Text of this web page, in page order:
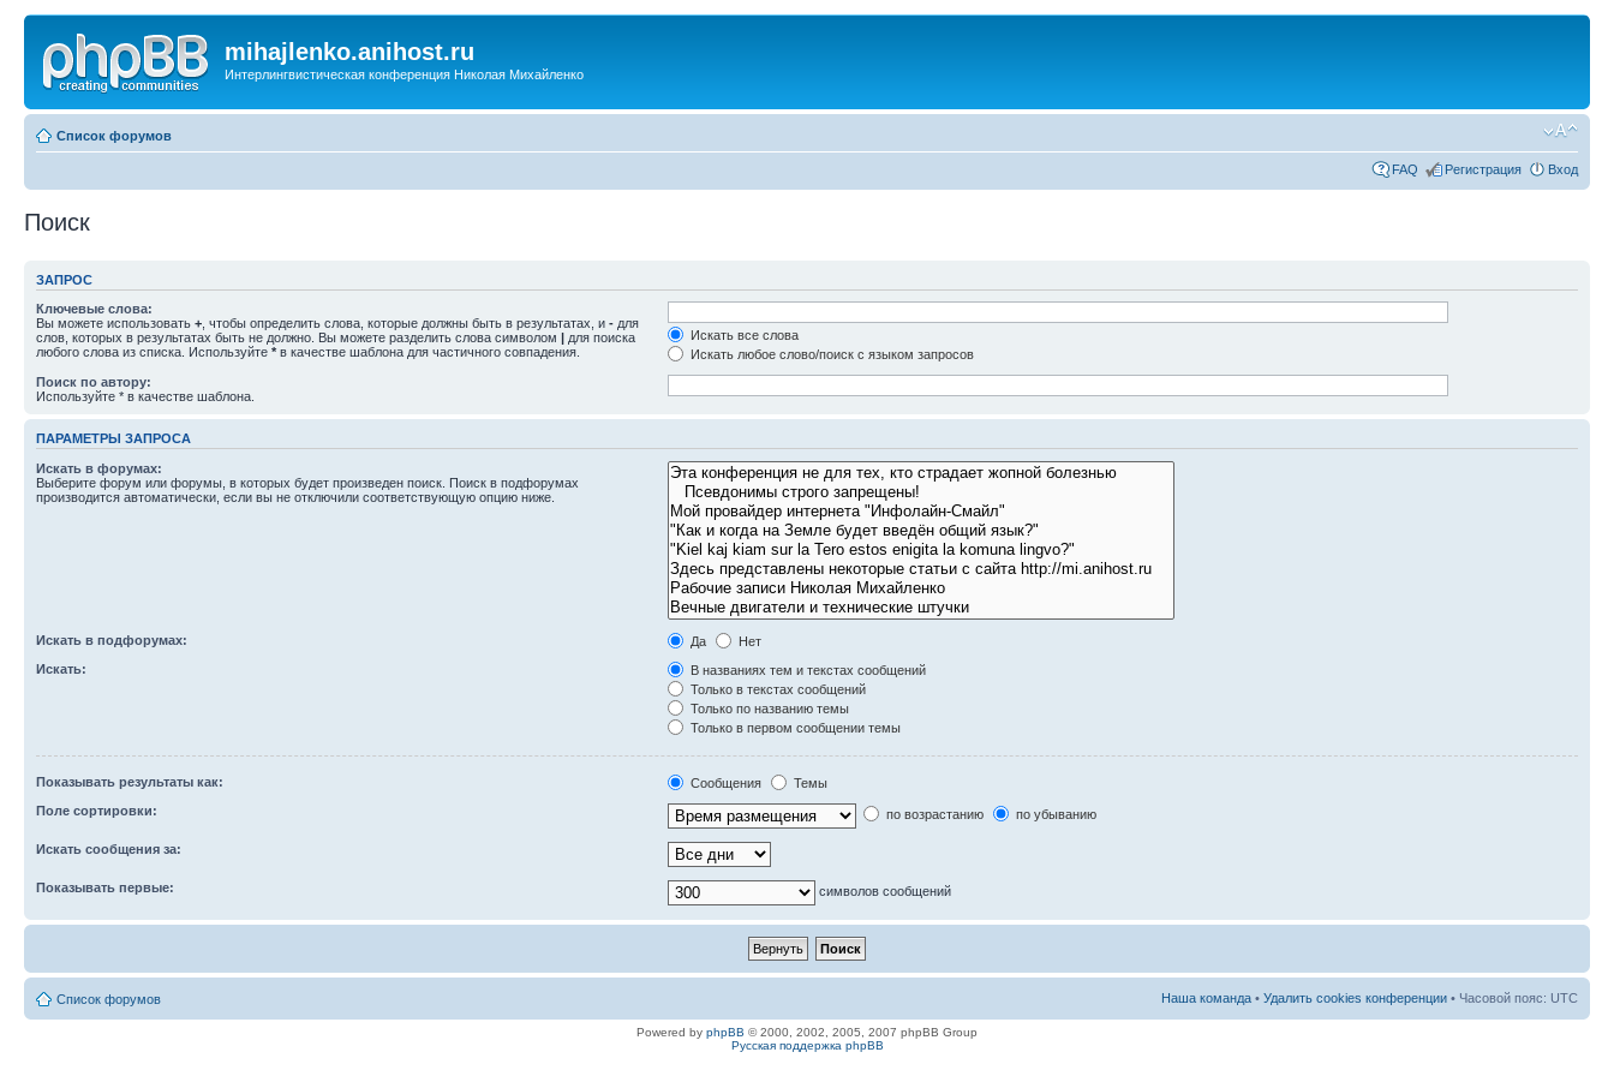
mihajlenko.anihost.ru
Интерлингвистическая конференция Николая Михайленко
Список форумов
FAQ Регистрация Вход
Поиск
ЗАПРОС
Ключевые слова:
Вы можете использовать + , чтобы определить слова, которые должны быть в результатах, и - для
слов, которых в результатах быть не должно. Вы можете разделить слова символом | для поиска
любого слова из списка. Используйте * в качестве шаблона для частичного совпадения.
Искать все слова
Искать любое слово/поиск с языком запросов
Поиск по автору:
Используйте * в качестве шаблона.
ПАРАМЕТРЫ ЗАПРОСА
Искать в форумах:
Выберите форум или форумы, в которых будет произведен поиск. Поиск в подфорумах
производится автоматически, если вы не отключили соответствующую опцию ниже.
Искать в подфорумах: Да
Нет
Искать:
В названиях тем и текстах сообщений
Только в текстах сообщений
Только по названию темы
Только в первом сообщении темы
Показывать результаты как: Сообщения
Темы
Поле сортировки:
по возрастанию по убыванию
Искать сообщения за:
Показывать первые: символов сообщений
Список форумов Наша команда • Удалить cookies конференции • Часовой пояс: UTC
Powered by phpBB © 2000, 2002, 2005, 2007 phpBB Group
Русская поддержка phpBB